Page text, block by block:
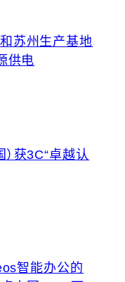
苏州生产基地
供电
获3C“卓越认
智能办公的